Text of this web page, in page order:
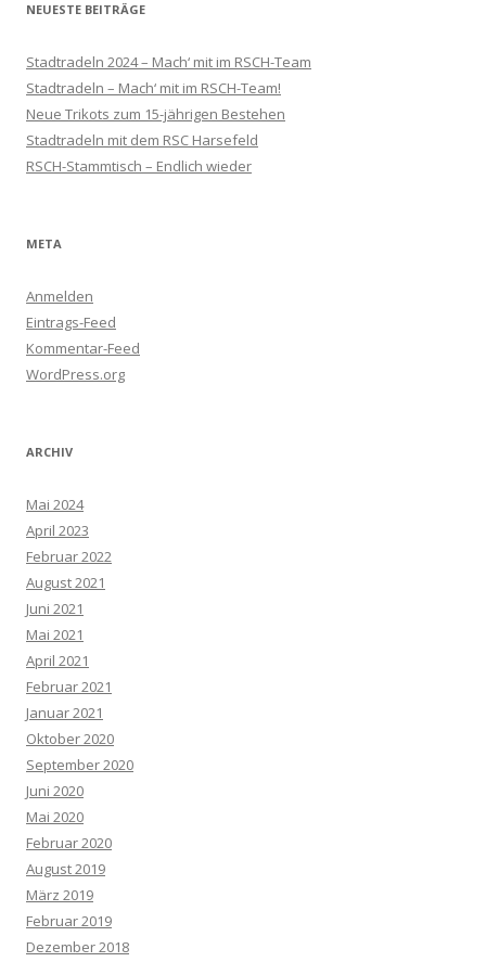
NEUESTE BEITRÄGE
Stadtradeln 2024 – Mach‘ mit im RSCH-Team
Stadtradeln – Mach‘ mit im RSCH-Team!
Neue Trikots zum 15-jährigen Bestehen
Stadtradeln mit dem RSC Harsefeld
RSCH-Stammtisch – Endlich wieder
META
Anmelden
Eintrags-Feed
Kommentar-Feed
WordPress.org
ARCHIV
Mai 2024
April 2023
Februar 2022
August 2021
Juni 2021
Mai 2021
April 2021
Februar 2021
Januar 2021
Oktober 2020
September 2020
Juni 2020
Mai 2020
Februar 2020
August 2019
März 2019
Februar 2019
Dezember 2018